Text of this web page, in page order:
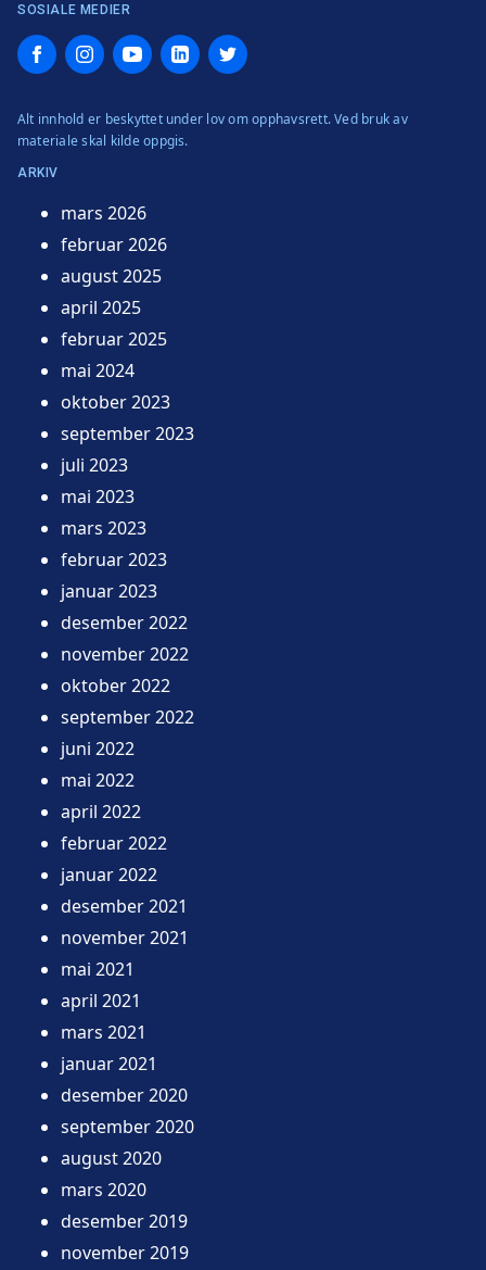
SOSIALE MEDIER
FacebookInstagramYouTubeLinkedInTwitter
Alt innhold er beskyttet under lov om opphavsrett. Ved bruk av
materiale skal kilde oppgis.
ARKIV
mars 2026
februar 2026
august 2025
april 2025
februar 2025
mai 2024
oktober 2023
september 2023
juli 2023
mai 2023
mars 2023
februar 2023
januar 2023
desember 2022
november 2022
oktober 2022
september 2022
juni 2022
mai 2022
april 2022
februar 2022
januar 2022
desember 2021
november 2021
mai 2021
april 2021
mars 2021
januar 2021
desember 2020
september 2020
august 2020
mars 2020
desember 2019
november 2019